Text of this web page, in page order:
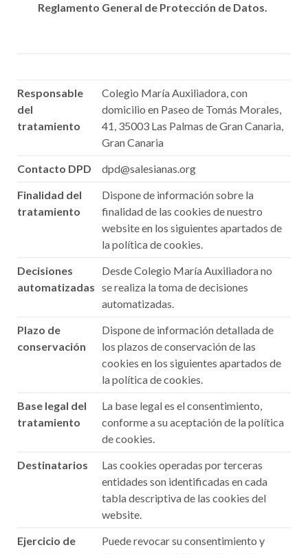
Reglamento General de Protección de Datos.
Responsable
del
tratamiento
Colegio María Auxiliadora, con
domicilio en Paseo de Tomás Morales,
41, 35003 Las Palmas de Gran Canaria,
Gran Canaria
Contacto DPD
dpd@salesianas.org
Finalidad del
tratamiento
Dispone de información sobre la
finalidad de las cookies de nuestro
website en los siguientes apartados de
la política de cookies.
Decisiones
automatizadas
Desde Colegio María Auxiliadora no
se realiza la toma de decisiones
automatizadas.
Plazo de
conservación
Dispone de información detallada de
los plazos de conservación de las
cookies en los siguientes apartados de
la política de cookies.
Base legal del
tratamiento
La base legal es el consentimiento,
conforme a su aceptación de la política
de cookies.
Destinatarios
Las cookies operadas por terceras
entidades son identificadas en cada
tabla descriptiva de las cookies del
website.
Ejercicio de
Puede revocar su consentimiento y